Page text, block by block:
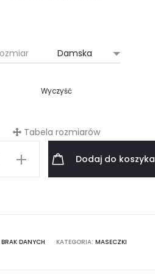
Wyczyść
Tabela rozmiarów
Dodaj do koszyka
BRAK DANYCH KATEGORIA: MASECZKI